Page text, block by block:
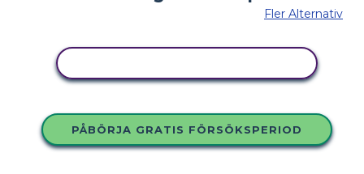
Fler Alternativ
PÅBÖRJA GRATIS FÖRSÖKSPERIOD